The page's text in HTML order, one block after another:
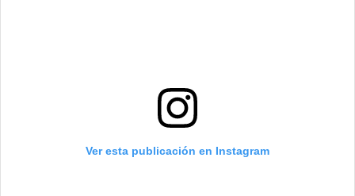
Ver esta publicación en Instagram